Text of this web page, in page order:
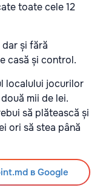
toate cele 12
și fără
casă și control.
localului jocurilor
mii de lei.
să plătească și
ori să stea până
в Google